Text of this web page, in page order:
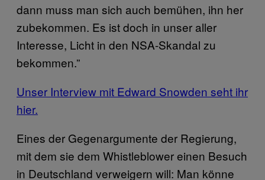
dann muss man sich auch bemühen, ihn her
zubekommen. Es ist doch in unser aller
Interesse, Licht in den NSA-Skandal zu
bekommen.”
Unser Interview mit Edward Snowden seht ihr
hier.
Eines der Gegenargumente der Regierung,
mit dem sie dem Whistleblower einen Besuch
in Deutschland verweigern will: Man könne